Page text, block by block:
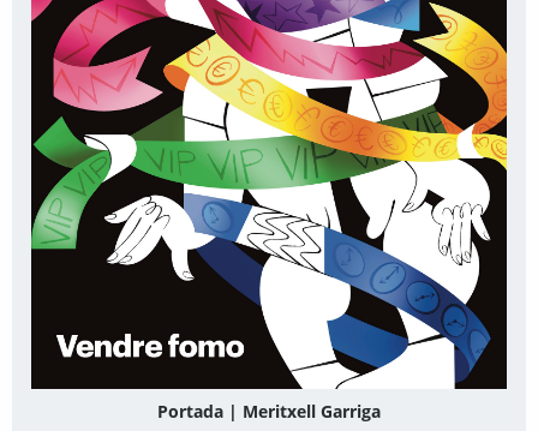
Portada | Meritxell Garriga